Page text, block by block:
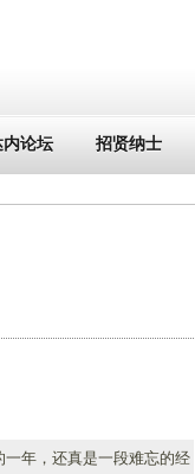
内论坛 招贤纳士
年，还真是一段难忘的经